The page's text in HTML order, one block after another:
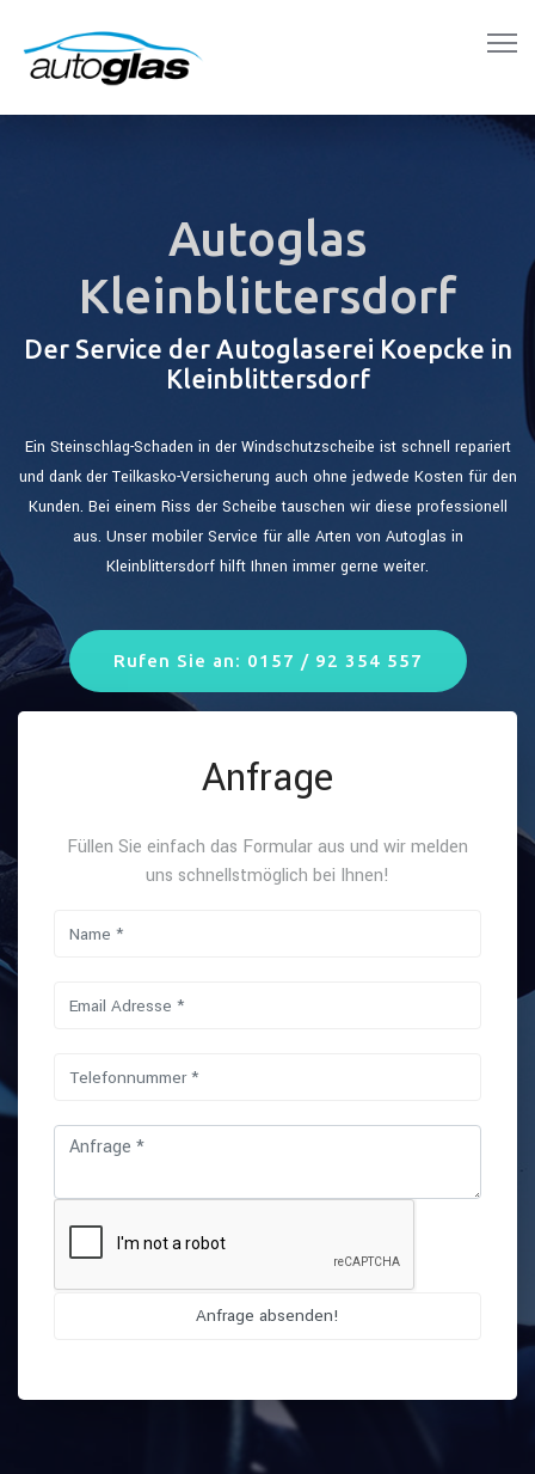
Autoglas
Kleinblittersdorf
Der Service der Autoglaserei Koepcke in
Kleinblittersdorf
Ein Steinschlag-Schaden in der Windschutzscheibe ist schnell repariert
und dank der Teilkasko-Versicherung auch ohne jedwede Kosten für den
Kunden. Bei einem Riss der Scheibe tauschen wir diese professionell
aus. Unser mobiler Service für alle Arten von Autoglas in
Kleinblittersdorf hilft Ihnen immer gerne weiter.
Rufen Sie an: 0157 / 92 354 557
Anfrage
Füllen Sie einfach das Formular aus und wir melden
uns schnellstmöglich bei Ihnen!